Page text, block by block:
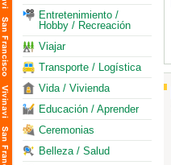
Entretenimiento /
Hobby / Recreación
Viajar
Transporte / Logística
Vida / Vivienda
Educación / Aprender
Ceremonias
Belleza / Salud